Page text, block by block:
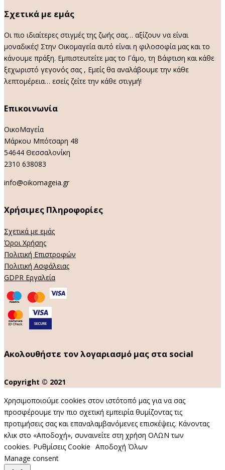
Σχετικά με εμάς
Οι πιο ιδιαίτερες στιγμές της ζωής σας… αξίζουν να είναι
μοναδικές! Στην Οικομαγεία αυτό είναι η φιλοσοφία μας και το
κάνουμε πράξη. Εμπιστευτείτε μας το Γάμο, τη Βάφτιση και κάθε
ξεχωριστό γεγονός σας , Εμείς θα αναλάβουμε την κάθε
λεπτομέρεια… εσείς ζείτε την κάθε στιγμή!
Επικοινωνία
ΟικοΜαγεία
Μάρκου Μπότσαρη 48
54644 Θεσσαλονίκη
2310 638083
info@oikomageia.gr
Χρήσιμες Πληροφορίες
Σχετικά με εμάς
Όροι Χρήσης
Πολιτική Επιστροφών
Πολιτική Ασφάλειας
GDPR Εργαλεία
Ακολουθήστε τον λογαριασμό μας στα social
Copyright © 2021
Χρησιμοποιούμε cookies στον ιστότοπό μας για να σας
προσφέρουμε την πιο σχετική εμπειρία θυμίζοντας τις
προτιμήσεις σας και επαναλαμβανόμενες επισκέψεις. Κάνοντας
κλικ στο «Αποδοχή», συναινείτε στη χρήση ΟΛΩΝ των
cookies. Ρυθμίσεις Cookie Αποδοχή Όλων
Manage consent